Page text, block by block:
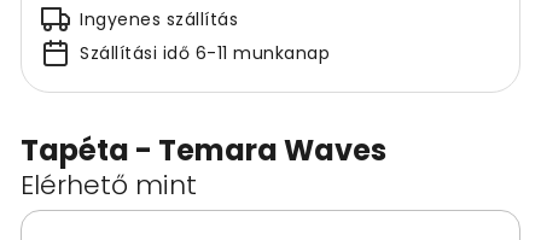
Tapéta - Temara Waves
Elérhető mint
Ingyenes szállítás
Szállítási idő 6-11 munkanap